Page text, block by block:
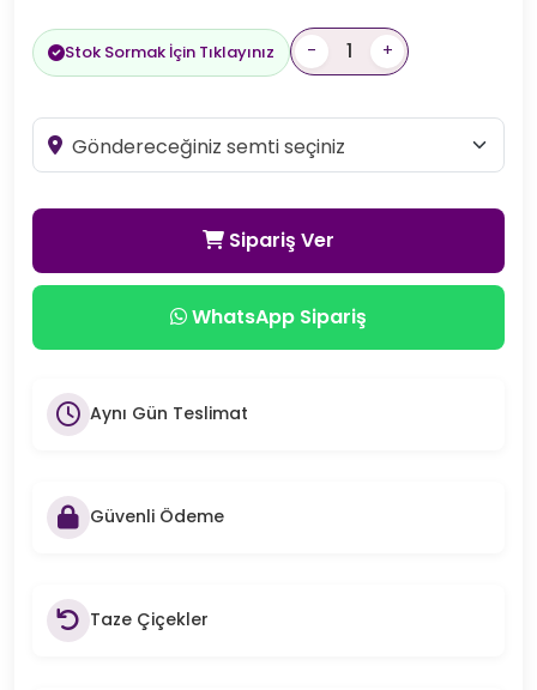
Stok Sormak İçin Tıklayınız - +
Sipariş Ver
WhatsApp Sipariş
Aynı Gün Teslimat
Güvenli Ödeme
Taze Çiçekler